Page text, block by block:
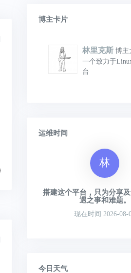
博主卡片
林里克斯 博主
一个致力于
台
运维时间
林
搭建这个平台，只为分享
遇之事和难题。
现在时间 2026-08-
今日天气